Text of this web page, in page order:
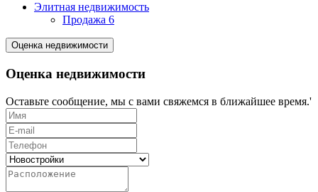
Элитная недвижимость
Продажа 6
Оценка недвижимости
Оценка недвижимости
Оставьте сообщение, мы с вами свяжемся в ближайшее время.'